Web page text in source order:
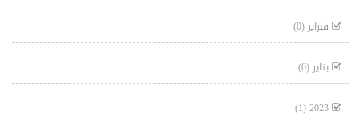
فبراير (0)
يناير (0)
(1)